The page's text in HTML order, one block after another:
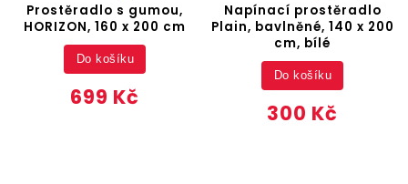
Prostěradlo s gumou,
HORIZON, 160 x 200 cm
699 Kč
Do košíku
Napínací prostěradlo
Plain, bavlněné, 140 x 200
cm, bílé
300 Kč
Do košíku